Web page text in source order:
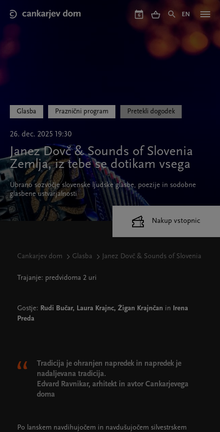
main
6 EN
Glasba Praznični program Pretekli dogodek
26. dec. 2025 19:30
Janez Dovč & Sounds of Slovenia
Zemlja, iz tebe se dotikam vsega
Ubrano sozvočje slovenske ljudske glasbe, poezije in sodobne
glasbene ustvarjalnosti
Cankarjev dom Glasba Janez Dovč & Sounds of Slovenia
Trajanje: predvidoma 2 uri
Gostje: Rudi Bučar, Laura Krajnc, Žigan Krajnčan in Irena
Preda
Tradicija je ohranjen napredek in napredek je
nadaljevana tradicija.
Edvard Ravnikar, arhitekt in avtor Cankarjevega
doma
Po lanskem navdihujočem in navdušujočem silvestrskem
Nakup vstopnic